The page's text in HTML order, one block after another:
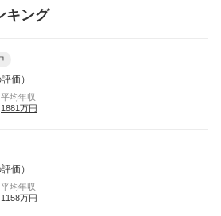
キング
価）
平均年収
1881 万円
価）
平均年収
1158万円